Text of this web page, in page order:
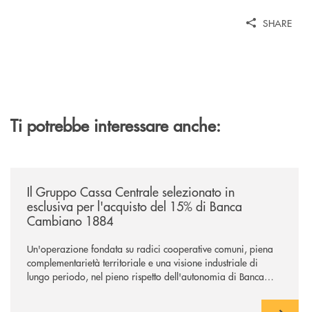
SHARE
Ti potrebbe interessare anche:
Il Gruppo Cassa Centrale selezionato in
esclusiva per l'acquisto del 15% di Banca
Cambiano 1884
Un'operazione fondata su radici cooperative comuni, piena
complementarietà territoriale e una visione industriale di
lungo periodo, nel pieno rispetto dell'autonomia di Banca
negoziazione esclusiva per la finalizzazione dell’operazione.